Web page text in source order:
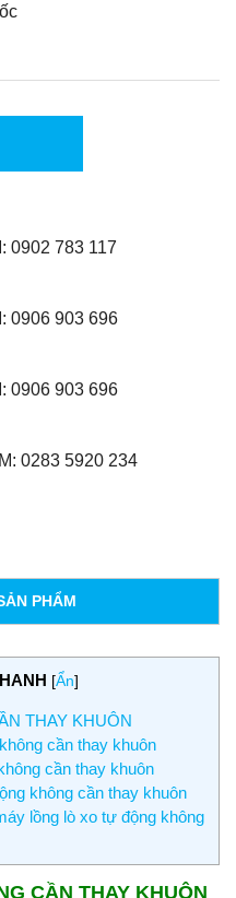
0902 783 117
0906 903 696
0906 903 696
0283 5920 234
PHẨM
[Ẩn]
THAY KHUÔN
cần thay khuôn
cần thay khuôn
không cần thay khuôn
lồng lò xo tự động không
CẦN THAY KHUÔN